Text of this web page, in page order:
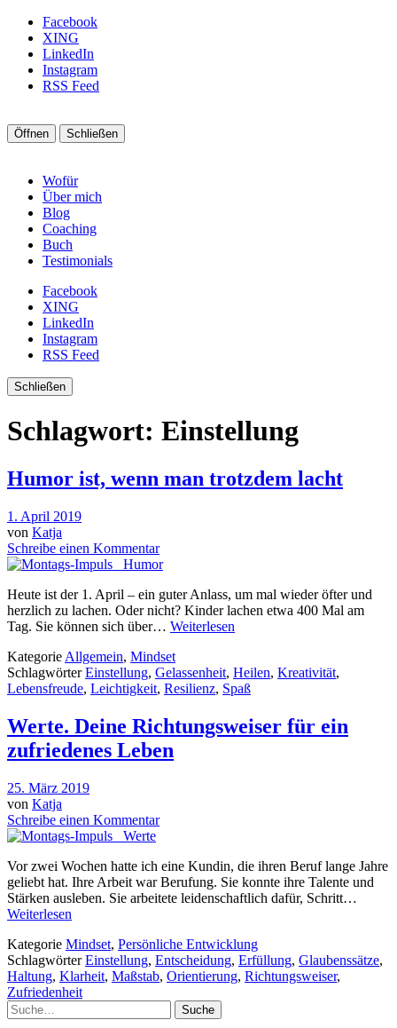
Facebook
XING
LinkedIn
Instagram
RSS Feed
Öffnen Schließen
Wofür
Über mich
Blog
Coaching
Buch
Testimonials
Facebook
XING
LinkedIn
Instagram
RSS Feed
Schließen
Schlagwort: Einstellung
Humor ist, wenn man trotzdem lacht
1. April 2019
von Katja
Schreibe einen Kommentar
Heute ist der 1. April – ein guter Anlass, um mal wieder öfter und
herzlich zu lachen. Oder nicht? Kinder lachen etwa 400 Mal am
Tag. Sie können sich über… Weiterlesen
Kategorie Allgemein, Mindset
SchlagwörterEinstellung, Gelassenheit, Heilen, Kreativität,
Lebensfreude, Leichtigkeit, Resilienz, Spaß
Werte. Deine Richtungsweiser für ein
zufriedenes Leben
25. März 2019
von Katja
Schreibe einen Kommentar
Vor zwei Wochen hatte ich eine Kundin, die ihren Beruf lange Jahre
geliebt hat. Ihre Arbeit war Berufung. Sie konnte ihre Talente und
Stärken ausleben. Sie arbeitete leidenschaftlich dafür, Schritt…
Weiterlesen
Kategorie Mindset, Persönliche Entwicklung
SchlagwörterEinstellung, Entscheidung, Erfüllung, Glaubenssätze,
Haltung, Klarheit, Maßstab, Orientierung, Richtungsweiser,
Zufriedenheit
Suche